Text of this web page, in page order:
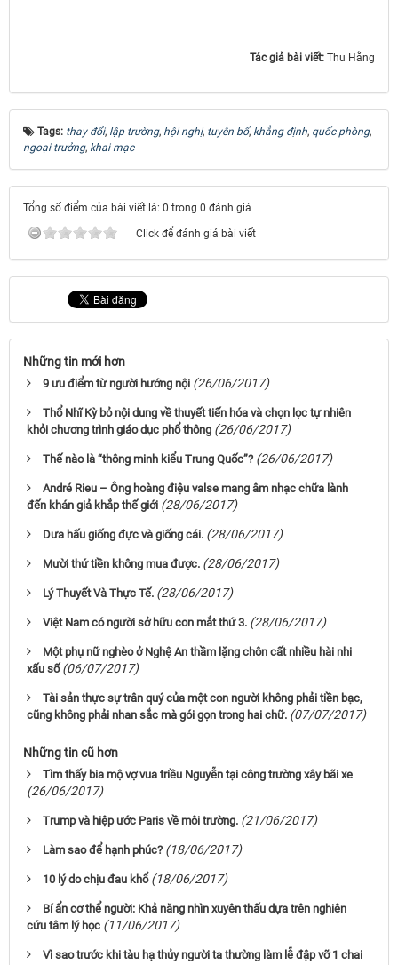
Tác giả bài viết: Thu Hằng
Tags: thay đổi, lập trường, hội nghị, tuyên bố, khẳng định, quốc phòng,
ngoại trưởng, khai mạc
Tổng số điểm của bài viết là: 0 trong 0 đánh giá
Click để đánh giá bài viết
Những tin mới hơn
9 ưu điểm từ người hướng nội (26/06/2017)
Thổ Nhĩ Kỳ bỏ nội dung về thuyết tiến hóa và chọn lọc tự nhiên
khỏi chương trình giáo dục phổ thông (26/06/2017)
Thế nào là “thông minh kiểu Trung Quốc”? (26/06/2017)
André Rieu – Ông hoàng điệu valse mang âm nhạc chữa lành
đến khán giả khắp thế giới (28/06/2017)
Dưa hấu giống đực và giống cái. (28/06/2017)
Mười thứ tiền không mua được. (28/06/2017)
Lý Thuyết Và Thực Tế. (28/06/2017)
Việt Nam có người sở hữu con mắt thứ 3. (28/06/2017)
Một phụ nữ nghèo ở Nghệ An thầm lặng chôn cất nhiều hài nhi
xấu số (06/07/2017)
Tài sản thực sự trân quý của một con người không phải tiền bạc,
cũng không phải nhan sắc mà gói gọn trong hai chữ. (07/07/2017)
Những tin cũ hơn
Tìm thấy bia mộ vợ vua triều Nguyễn tại công trường xây bãi xe
(26/06/2017)
Trump và hiệp ước Paris về môi trường. (21/06/2017)
Làm sao để hạnh phúc? (18/06/2017)
10 lý do chịu đau khổ (18/06/2017)
Bí ẩn cơ thể người: Khả năng nhìn xuyên thấu dựa trên nghiên
cứu tâm lý học (11/06/2017)
Vì sao trước khi tàu hạ thủy người ta thường làm lễ đập vỡ 1 chai